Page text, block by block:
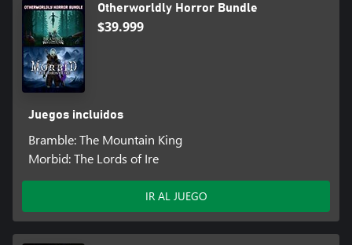
Otherworldly Horror Bundle
$39.999
Juegos incluidos
Bramble: The Mountain King
Morbid: The Lords of Ire
IR AL JUEGO